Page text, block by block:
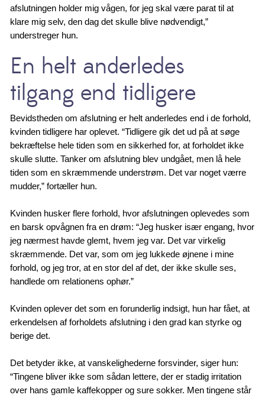
afslutningen holder mig vågen, for jeg skal være parat til at
klare mig selv, den dag det skulle blive nødvendigt,”
understreger hun.
En helt anderledes
tilgang end tidligere
Bevidstheden om afslutning er helt anderledes end i de forhold,
kvinden tidligere har oplevet. “Tidligere gik det ud på at søge
bekræftelse hele tiden som en sikkerhed for, at forholdet ikke
skulle slutte. Tanker om afslutning blev undgået, men lå hele
tiden som en skræmmende understrøm. Det var noget værre
mudder,” fortæller hun.
Kvinden husker flere forhold, hvor afslutningen oplevedes som
en barsk opvågnen fra en drøm: “Jeg husker især engang, hvor
jeg nærmest havde glemt, hvem jeg var. Det var virkelig
skræmmende. Det var, som om jeg lukkede øjnene i mine
forhold, og jeg tror, at en stor del af det, der ikke skulle ses,
handlede om relationens ophør.”
Kvinden oplever det som en forunderlig indsigt, hun har fået, at
erkendelsen af forholdets afslutning i den grad kan styrke og
berige det.
Det betyder ikke, at vanskelighederne forsvinder, siger hun:
“Tingene bliver ikke som sådan lettere, der er stadig irritation
over hans gamle kaffekopper og sure sokker. Men tingene står